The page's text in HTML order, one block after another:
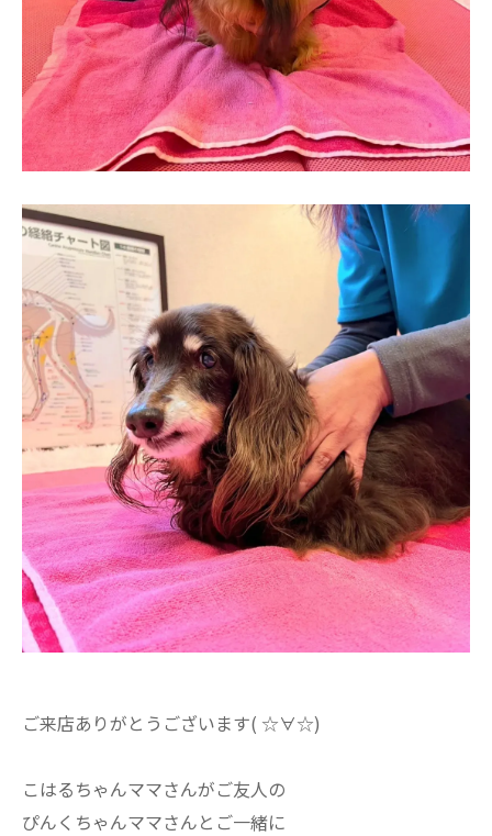
ご来店ありがとうございます( ☆∀☆)
こはるちゃんママさんがご友人の
ぴんくちゃんママさんとご一緒に